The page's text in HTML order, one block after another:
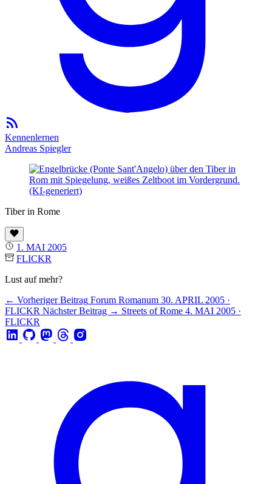
Kennenlernen
Andreas Spiegler
Tiber in Rome
1. MAI 2005
FLICKR
Lust auf mehr?
← Vorheriger Beitrag Forum Romanum 30. APRIL 2005 ·
FLICKR Nächster Beitrag → Streets of Rome 4. MAI 2005 ·
FLICKR